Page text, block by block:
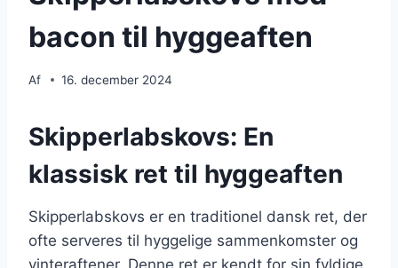
bacon til hyggeaften
Af 16. december 2024
Skipperlabskovs: En
klassisk ret til hyggeaften
Skipperlabskovs er en traditionel dansk ret, der
ofte serveres til hyggelige sammenkomster og
vinteraftener. Denne ret er kendt for sin fyldige